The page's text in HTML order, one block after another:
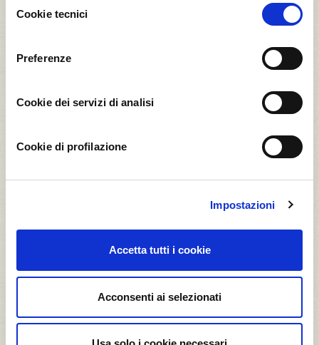
delCookie tecnici
Preferenze
Cookie dei servizi di analisi
Cookie di profilazione
Impostazioni
Accetta tutti i cookie
Acconsenti ai selezionati
10
Guscio
Clicca su un albero per vedere come viene
coltivato
* tonnellate di CO2.